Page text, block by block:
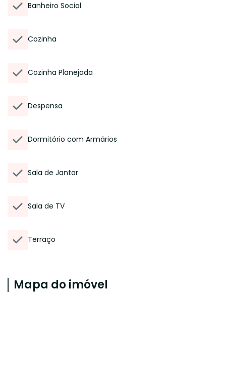
Banheiro Social
Cozinha
Cozinha Planejada
Despensa
Dormitório com Armários
Sala de Jantar
Sala de TV
Terraço
Mapa do imóvel